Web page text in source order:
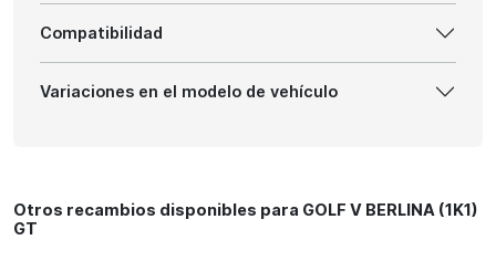
Compatibilidad
Variaciones en el modelo de vehículo
Otros recambios disponibles para GOLF V BERLINA (1K1)
GT